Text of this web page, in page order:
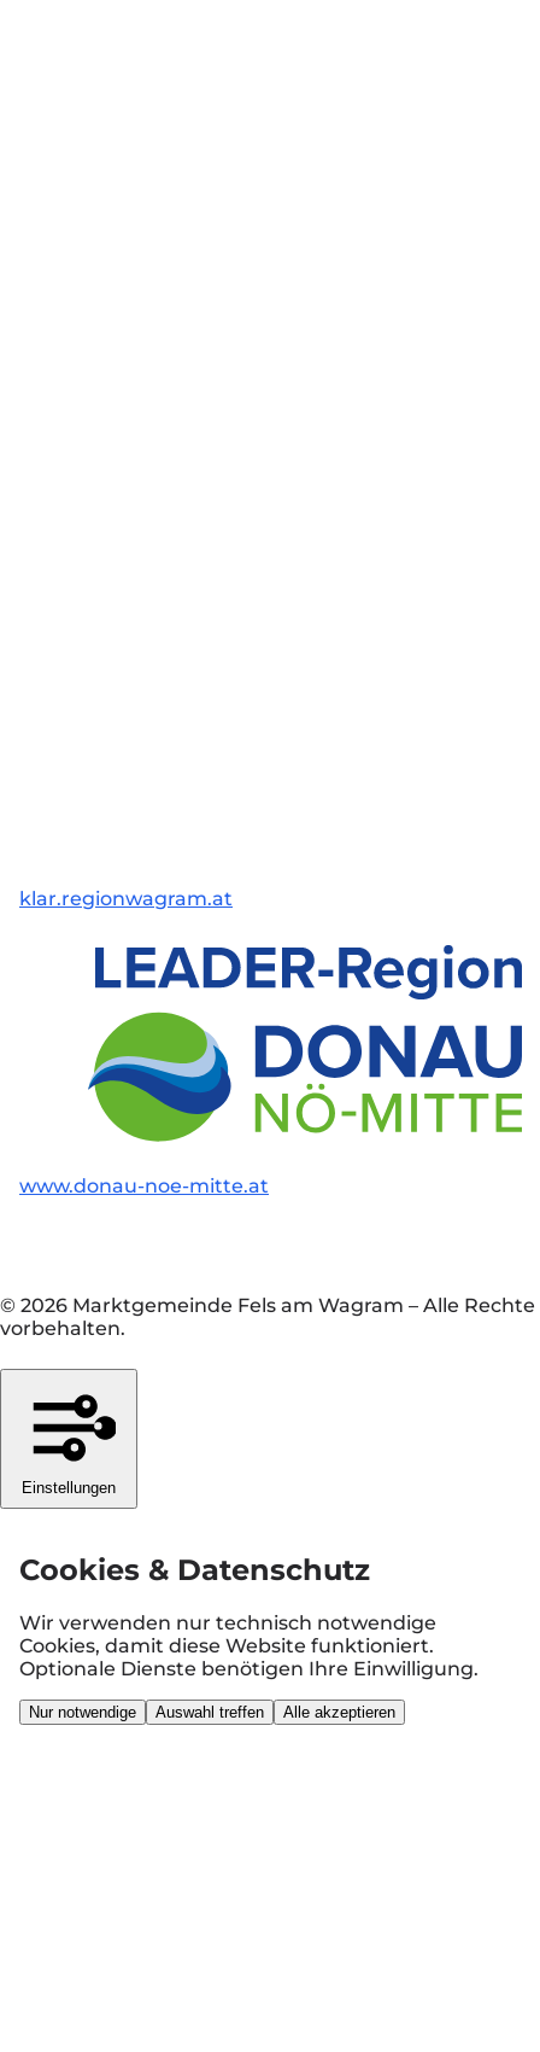
klar.regionwagram.at
www.donau-noe-mitte.at
© 2026 Marktgemeinde Fels am Wagram – Alle Rechte
vorbehalten.
Einstellungen
Cookies & Datenschutz
Wir verwenden nur technisch notwendige
Cookies, damit diese Website funktioniert.
Optionale Dienste benötigen Ihre Einwilligung.
Nur notwendige Auswahl treffen Alle akzeptieren